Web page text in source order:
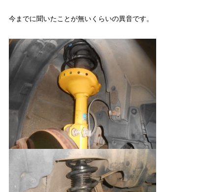
今までに聞いたことが無いくらいの異音です。